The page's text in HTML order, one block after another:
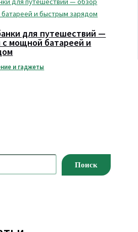
для путешествий —
мощной батареей и
и гаджеты
Поиск